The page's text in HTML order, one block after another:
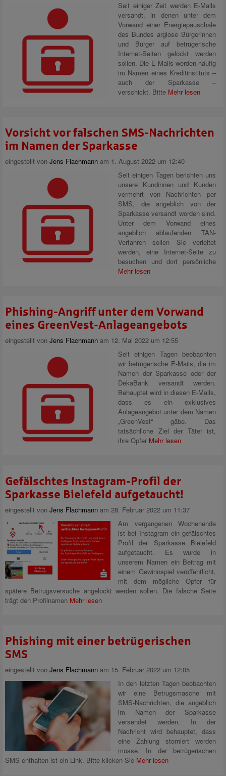
Seit einiger Zeit werden E-Mails
versandt, in denen unter dem
Vorwand einer Energiepauschale
des Bundes arglose Bürgerinnen
und Bürger auf betrügerische
Internet-Seiten gelockt werden
sollen. Die E-Mails werden häufig
im Namen eines Kreditinstituts –
auch der Sparkasse –
verschickt. Bitte Mehr lesen
Vorsicht vor falschen SMS-Nachrichten
im Namen der Sparkasse
eingestellt von Jens Flachmann am 1. August 2022 um 12:40
Seit einigen Tagen berichten uns
unsere Kundinnen und Kunden
vermehrt von Nachrichten per
SMS, die angeblich von der
Sparkasse versandt worden sind.
Unter dem Vorwand eines
angeblich ablaufenden TAN-
Verfahren sollen Sie verleitet
werden, eine Internet-Seite zu
besuchen und dort persönliche
Mehr lesen
Phishing-Angriff unter dem Vorwand
eines GreenVest-Anlageangebots
eingestellt von Jens Flachmann am 12. Mai 2022 um 12:55
Seit einigen Tagen beobachten
wir betrügerische E-Mails, die im
Namen der Sparkasse oder der
DekaBank versandt werden.
Behauptet wird in diesen E-Mails,
dass es ein exklusives
Anlageangebot unter dem Namen
„GreenVest“ gäbe. Das
tatsächliche Ziel der Täter ist,
ihre Opfer Mehr lesen
Gefälschtes Instagram-Profil der
Sparkasse Bielefeld aufgetaucht!
eingestellt von Jens Flachmann am 28. Februar 2022 um 11:37
Am vergangenen Wochenende
ist bei Instagram ein gefälschtes
Profil der Sparkasse Bielefeld
aufgetaucht. Es wurde in
unserem Namen ein Beitrag mit
einem Gewinnspiel veröffentlicht,
mit dem mögliche Opfer für
spätere Betrugsversuche angelockt werden sollen. Die falsche Seite
trägt den Profilnamen Mehr lesen
Phishing mit einer betrügerischen
SMS
eingestellt von Jens Flachmann am 15. Februar 2022 um 12:05
In den letzten Tagen beobachten
wir eine Betrugsmasche mit
SMS-Nachrichten, die angeblich
im Namen der Sparkasse
versendet werden. In der
Nachricht wird behauptet, dass
eine Zahlung storniert werden
müsse. In der betrügerischen
SMS enthalten ist ein Link. Bitte klicken Sie Mehr lesen